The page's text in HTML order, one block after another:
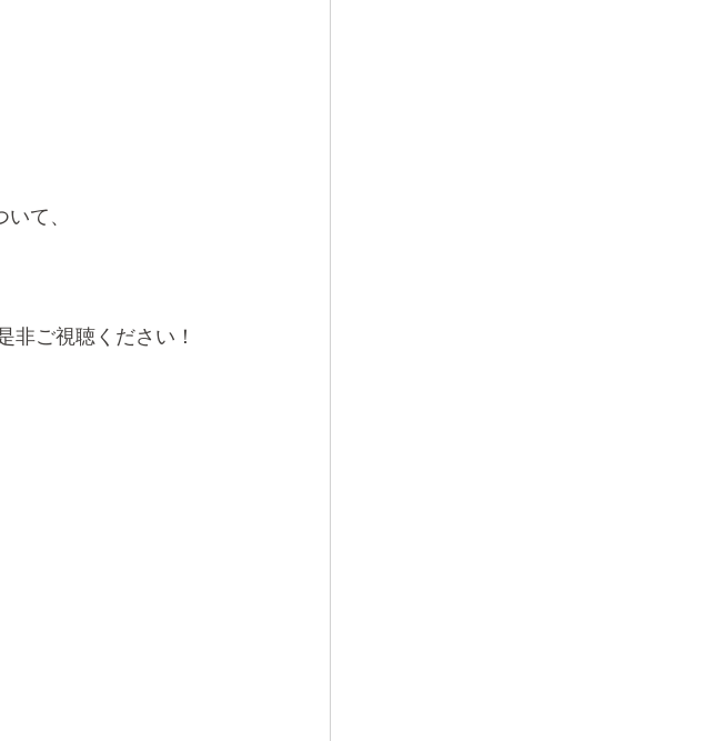
て、
非ご視聴ください！